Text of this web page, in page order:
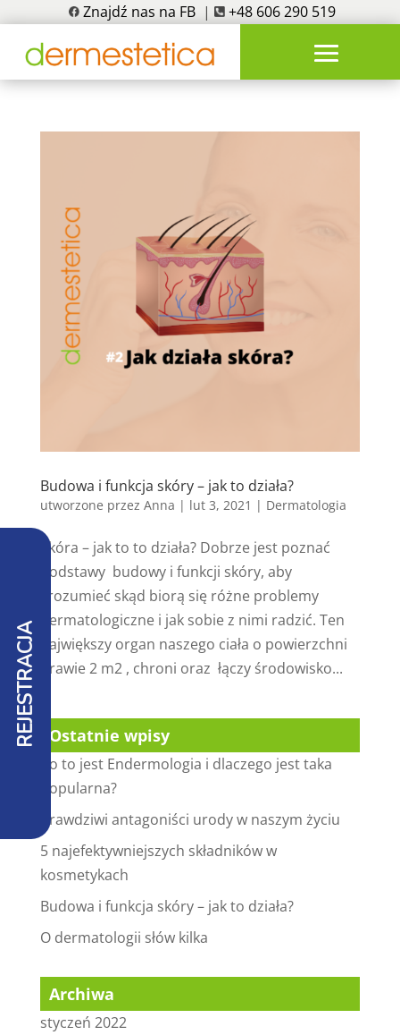
Znajdź nas na FB | +48 606 290 519
Budowa i funkcja skóry – jak to działa?
utworzone przez Anna | lut 3, 2021 | Dermatologia
Skóra – jak to to działa? Dobrze jest poznać
podstawy budowy i funkcji skóry, aby
zrozumieć skąd biorą się różne problemy
dermatologiczne i jak sobie z nimi radzić. Ten
największy organ naszego ciała o powierzchni
prawie 2 m2 , chroni oraz łączy środowisko...
Ostatnie wpisy
Co to jest Endermologia i dlaczego jest taka
popularna?
Prawdziwi antagoniści urody w naszym życiu
5 najefektywniejszych składników w
kosmetykach
Budowa i funkcja skóry – jak to działa?
O dermatologii słów kilka
Archiwa
styczeń 2022
REJESTRACJA